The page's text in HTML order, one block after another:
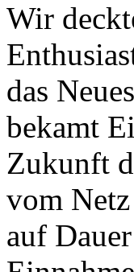
Wir
das
bekamt
Zukunft
vom
auf